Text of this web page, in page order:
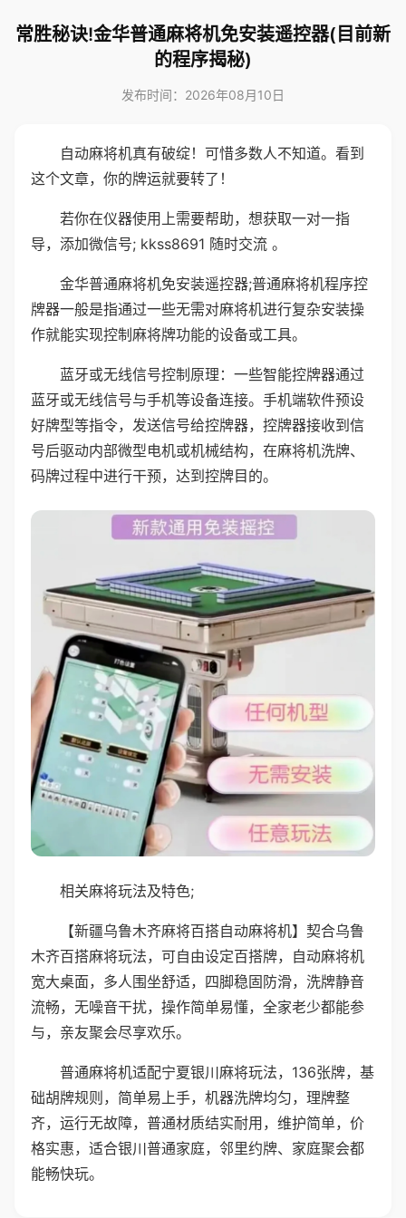
常胜秘诀!金华普通麻将机免安装遥控器(目前新
的程序揭秘)
发布时间：2026年08月10日
自动麻将机真有破绽！可惜多数人不知道。看到
这个文章，你的牌运就要转了！
若你在仪器使用上需要帮助，想获取一对一指
导，添加微信号; kkss8691 随时交流 。
金华普通麻将机免安装遥控器;普通麻将机程序控
牌器一般是指通过一些无需对麻将机进行复杂安装操
作就能实现控制麻将牌功能的设备或工具。
蓝牙或无线信号控制原理：一些智能控牌器通过
蓝牙或无线信号与手机等设备连接。手机端软件预设
好牌型等指令，发送信号给控牌器，控牌器接收到信
号后驱动内部微型电机或机械结构，在麻将机洗牌、
码牌过程中进行干预，达到控牌目的。
相关麻将玩法及特色;
【新疆乌鲁木齐麻将百搭自动麻将机】契合乌鲁
木齐百搭麻将玩法，可自由设定百搭牌，自动麻将机
宽大桌面，多人围坐舒适，四脚稳固防滑，洗牌静音
流畅，无噪音干扰，操作简单易懂，全家老少都能参
与，亲友聚会尽享欢乐。
普通麻将机适配宁夏银川麻将玩法，136张牌，基
础胡牌规则，简单易上手，机器洗牌均匀，理牌整
齐，运行无故障，普通材质结实耐用，维护简单，价
格实惠，适合银川普通家庭，邻里约牌、家庭聚会都
能畅快玩。